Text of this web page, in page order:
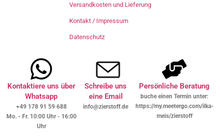
Versandkosten und Lieferung
Kontakt / Impressum
Datenschutz
Kontaktiere uns über
Whatsapp
+49 178 91 59 688
Mo. - Fr. 10:00 Uhr - 16:00
Uhr
Schreibe uns
eine Email
info@zierstoff.de
Persönliche Beratung
buche einen Termin unter:
https://my.meetergo.com/ilka-
meis/zierstoff